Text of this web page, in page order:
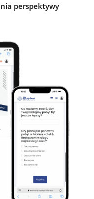
perspektywy